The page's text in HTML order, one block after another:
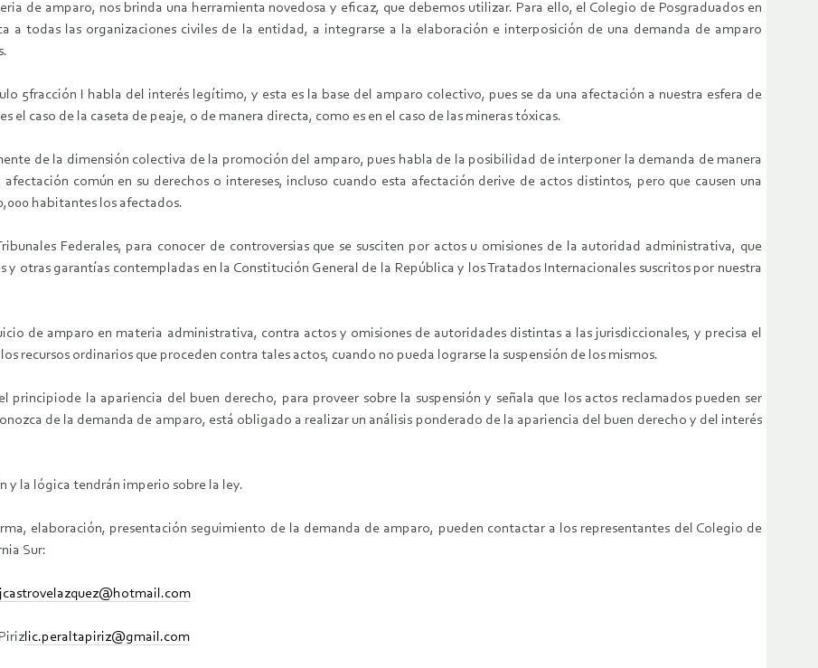
de amparo, nos brinda una herramienta novedosa y eficaz, que debemos utilizar. Para ello, el Colegio de Posgraduados en
a todas las organizaciones civiles de la entidad, a integrarse a la elaboración e interposición de una demanda de amparo
5fracción I habla del interés legítimo, y esta es la base del amparo colectivo, pues se da una afectación a nuestra esfera de
el caso de la caseta de peaje, o de manera directa, como es en el caso de las mineras tóxicas.
de la dimensión colectiva de la promoción del amparo, pues habla de la posibilidad de interponer la demanda de manera
común en su derechos o intereses, incluso cuando esta afectación derive de actos distintos, pero que causen una
habitantes los afectados.
Federales, para conocer de controversias que se susciten por actos u omisiones de la autoridad administrativa, que
otras garantías contempladas en la Constitución General de la República y los Tratados Internacionales suscritos por nuestra
de amparo en materia administrativa, contra actos y omisiones de autoridades distintas a las jurisdiccionales, y precisa el
recursos ordinarios que proceden contra tales actos, cuando no pueda lograrse la suspensión de los mismos.
principiode la apariencia del buen derecho, para proveer sobre la suspensión y señala que los actos reclamados pueden ser
de la demanda de amparo, está obligado a realizar un análisis ponderado de la apariencia del buen derecho y del interés
y la lógica tendrán imperio sobre la ley.
elaboración, presentación seguimiento de la demanda de amparo, pueden contactar a los representantes del Colegio de
Sur:
lic.peraltapiriz@gmail.com